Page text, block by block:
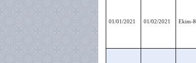
01/01/2021 01/02/2021 Ekim-